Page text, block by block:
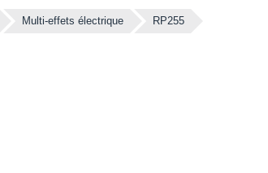
Multi-effets électrique RP255